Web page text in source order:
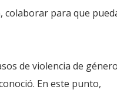
colaborar para que
de violencia de
En este punto,